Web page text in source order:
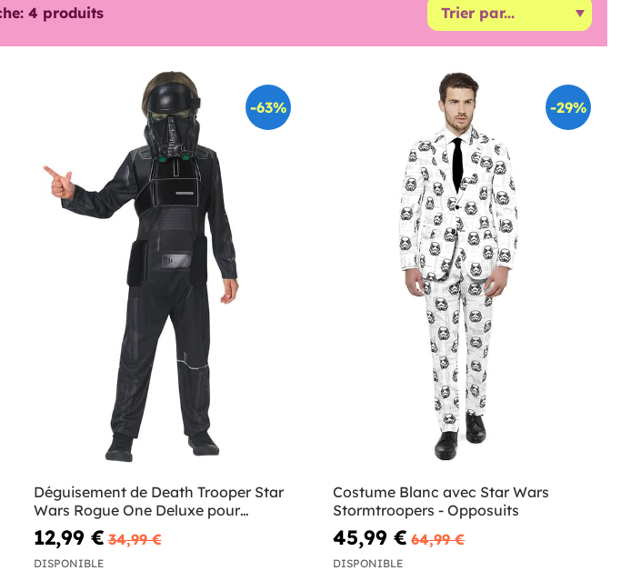
4 produits
-63%
Déguisement de Death Trooper Star
Wars Rogue One Deluxe pour
enfant
12,99 € 34,99 €
DISPONIBLE
-29%
Costume Blanc avec Star Wars
Stormtroopers - Opposuits
45,99 € 64,99 €
DISPONIBLE